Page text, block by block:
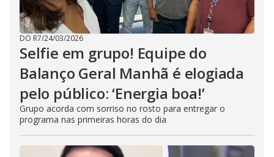
DO R7/24/03/2026
Selfie em grupo! Equipe do
Balanço Geral Manhã é elogiada
pelo público: ‘Energia boa!’
Grupo acorda com sorriso no rosto para entregar o
programa nas primeiras horas do dia